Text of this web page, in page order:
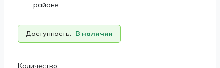
районе
Доступность: В наличии
Количество: